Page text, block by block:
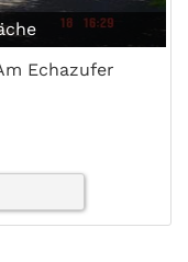
Echazufer